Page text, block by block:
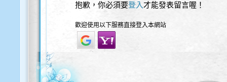
抱歉，你必須要登入 才能發表留言喔！
歡迎使用以下服務直接登入本網站